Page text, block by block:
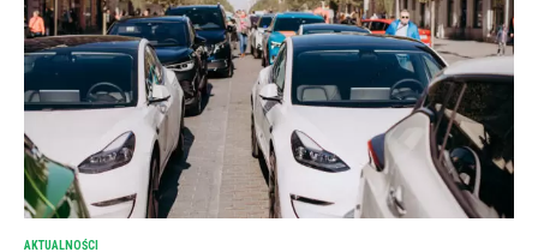
AKTUALNOŚCI